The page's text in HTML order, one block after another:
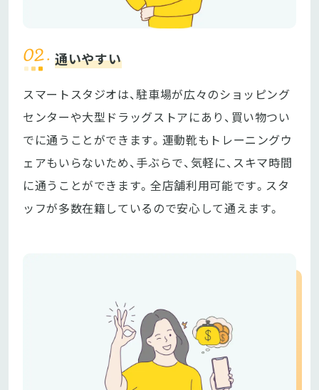
通いやすい
スマートスタジオは、駐車場が広々のショッピング
センターや大型ドラッグストアにあり、買い物つい
でに通うことができます。運動靴もトレーニングウ
ェアもいらないため、手ぶらで、気軽に、スキマ時間
に通うことができます。全店舗利用可能です。スタ
ッフが多数在籍しているので安心して通えます。